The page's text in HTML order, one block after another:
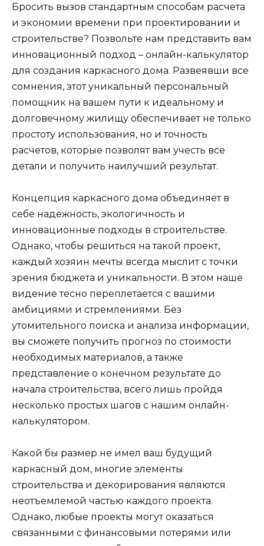
Бросить вызов стандартным способам расчета
и экономии времени при проектировании и
строительстве? Позвольте нам представить вам
инновационный подход – онлайн-калькулятор
для создания каркасного дома. Развеявши все
сомнения, этот уникальный персональный
помощник на вашем пути к идеальному и
долговечному жилищу обеспечивает не только
простоту использования, но и точность
расчетов, которые позволят вам учесть все
детали и получить наилучший результат.
Концепция каркасного дома объединяет в
себе надежность, экологичность и
инновационные подходы в строительстве.
Однако, чтобы решиться на такой проект,
каждый хозяин мечты всегда мыслит с точки
зрения бюджета и уникальности. В этом наше
видение тесно переплетается с вашими
амбициями и стремлениями. Без
утомительного поиска и анализа информации,
вы сможете получить прогноз по стоимости
необходимых материалов, а также
представление о конечном результате до
начала строительства, всего лишь пройдя
несколько простых шагов с нашим онлайн-
калькулятором.
Какой бы размер не имел ваш будущий
каркасный дом, многие элементы
строительства и декорирования являются
неотъемлемой частью каждого проекта.
Однако, любые проекты могут оказаться
связанными с финансовыми потерями или